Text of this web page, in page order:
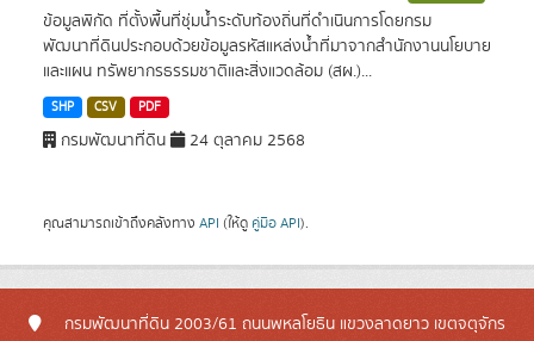
ข้อมูลพิกัด ที่ตั้งพื้นที่ชุ่มน้ำระดับท้องถิ่นที่ดำเนินการโดยกรม
พัฒนาที่ดินประกอบด้วยข้อมูลรหัสแหล่งน้ำที่มาจากสำนักงานนโยบาย
และแผน ทรัพยากรธรรมชาติและสิ่งแวดล้อม (สผ.)...
SHP CSV PDF
กรมพัฒนาที่ดิน 24 ตุลาคม 2568
คุณสามารถเข้าถึงคลังทาง API (ให้ดู คู่มือ API).
กรมพัฒนาที่ดิน 2003/61 ถนนพหลโยธิน แขวงลาดยาว เขตจตุจักร